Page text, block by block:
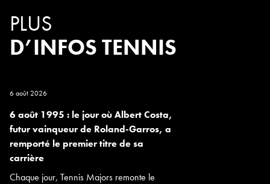
PLUS
D’INFOS TENNIS
6 août 2026
6 août 1995 : le jour où Albert Costa,
futur vainqueur de Roland-Garros, a
remporté le premier titre de sa
carrière
Chaque jour, Tennis Majors remonte le